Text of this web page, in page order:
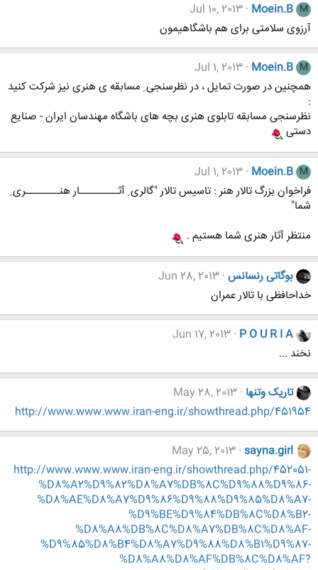
M
Moein.B
Jul 10, 2013
آرزوی سلامتی برای هم باشگاهیمون
M
Moein.B
Jul 1, 2013
همچنین در صورت تمایل ، در نظرسنجی ِ مسابقه ی هنری نیز شرکت کنید
:
نظرسنجی مسابقه تابلوی هنری بچه های باشگاه مهندسان ایران - صنایع
دستی
M
Moein.B
Jul 1, 2013
فراخوان بزرگ تالار هنر : تاسیس تالار "گالری ِ آثـــــــــار هنــــــــری ِ
شما"
منتظر آثار هنری شما هستیم .
بوگاتی رنسانس Jun 28, 2013
خداحافظی با تالار عمران
P O U R I A
Jun 17, 2013
نخند ...
تاریک وتنها May 28, 2013
http://www.www.www.iran-eng.ir/showthread.php/451954
sayna.girl
May 25, 2013
http://www.www.www.iran-eng.ir/showthread.php/452051-
%D8%A2%D9%82%D8%A7%DB%8C%D9%88%D9%86-
%D8%AE%D8%A7%D9%86%D9%88%D9%85%D8%A7-
%D9%BE%D9%84%DB%8C%D8%B2-
%D8%A8%DB%8C%D8%A7%DB%8C%D8%AF-
%D9%85%D8%B4%D8%A7%D9%88%D8%B1%D9%87-
%D8%A8%D8%AF%DB%8C%D8%AF?